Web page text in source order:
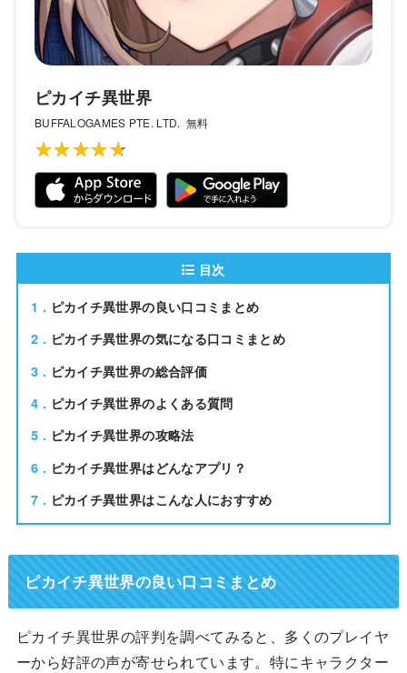
ピカイチ異世界
BUFFALOGAMES PTE. LTD. 無料
★★★★★
★★★★★
目次
1
ピカイチ異世界の良い口コミまとめ
2
ピカイチ異世界の気になる口コミまとめ
3
ピカイチ異世界の総合評価
4
ピカイチ異世界のよくある質問
5
ピカイチ異世界の攻略法
6
ピカイチ異世界はどんなアプリ？
7
ピカイチ異世界はこんな人におすすめ
ピカイチ異世界の良い口コミまとめ
ピカイチ異世界の評判を調べてみると、多くのプレイヤ
ーから好評の声が寄せられています。特にキャラクター